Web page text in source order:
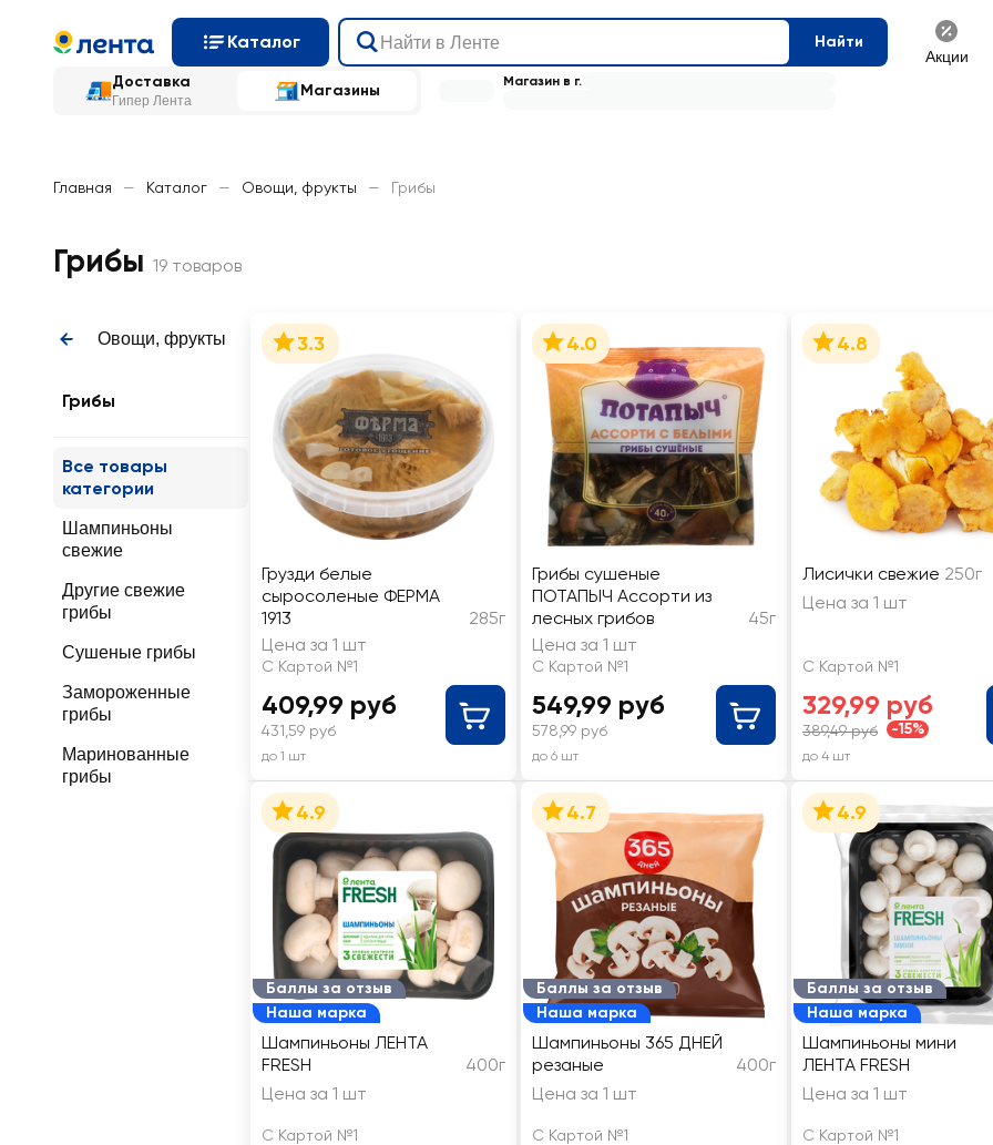
Каталог Найти
Акции
Доставка
Гипер Лента
Магазины Магазин в г.
Главная — Каталог — Овощи, фрукты — Грибы
Грибы 19 товаров
Овощи, фрукты
Грибы
Все товары
категории
Шампиньоны
свежие
Другие свежие
грибы
Сушеные грибы
Замороженные
грибы
Маринованные
грибы
3.3
Грузди белые
сыросоленые ФЕРМА
1913
285г
Цена за 1 шт
С Картой №1
409,99 руб
431,59 руб
до 1 шт
4.0
Грибы сушеные
ПОТАПЫЧ Ассорти из
лесных грибов
45г
Цена за 1 шт
С Картой №1
549,99 руб
578,99 руб
до 6 шт
4.8
Лисички свежие 250г
Цена за 1 шт
С Картой №1
329,99 руб
389,49 руб -15%
до 4 шт
Баллы за отзыв
Наша марка
4.9
Шампиньоны ЛЕНТА
FRESH
400г
Цена за 1 шт
С Картой №1
Баллы за отзыв
Наша марка
4.7
Шампиньоны 365 ДНЕЙ
резаные
400г
Цена за 1 шт
С Картой №1
Баллы за отзыв
Наша марка
4.9
Шампиньоны мини
ЛЕНТА FRESH
Цена за 1 шт
С Картой №1